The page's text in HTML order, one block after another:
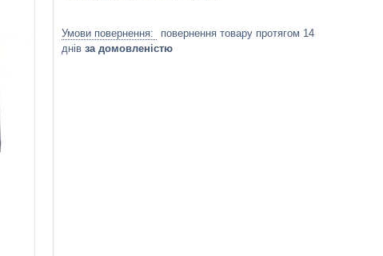
повернення товару протягом 14
днів за домовленістю